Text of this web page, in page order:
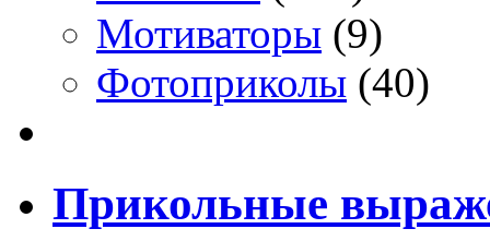
Мотиваторы (9)
Фотоприколы (40)
Прикольные